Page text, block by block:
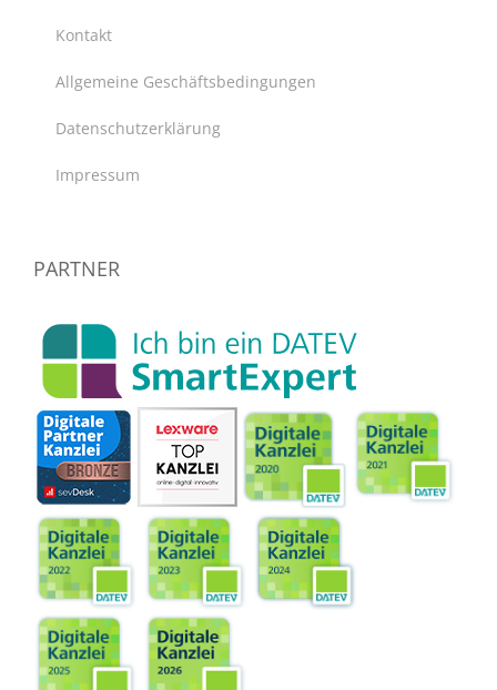
Kontakt
Allgemeine Geschäftsbedingungen
Datenschutzerklärung
Impressum
PARTNER